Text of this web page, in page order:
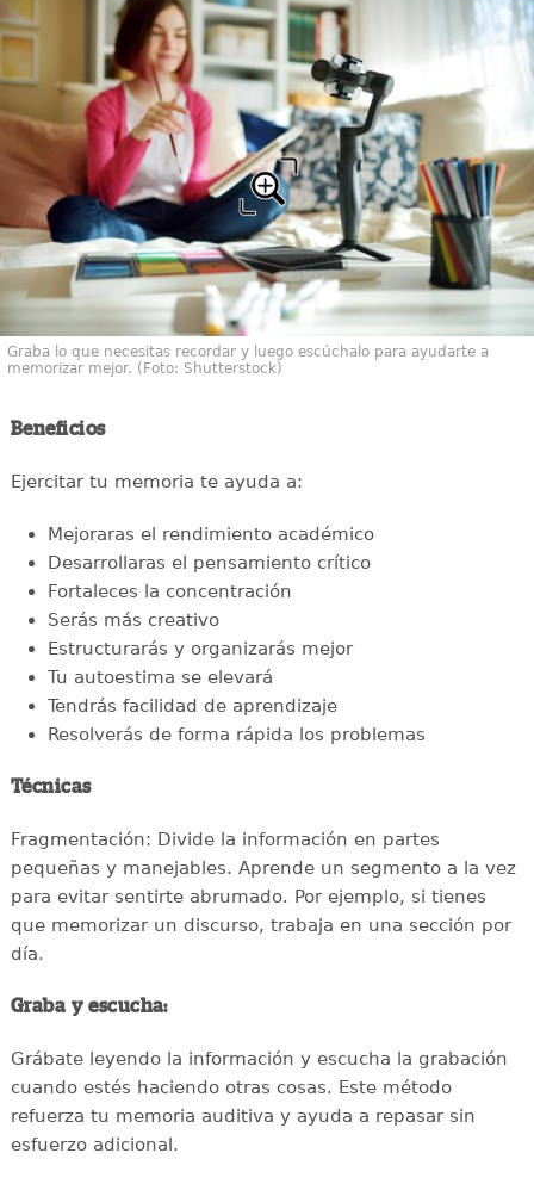
Graba lo que necesitas recordar y luego escúchalo para ayudarte a
memorizar mejor. (Foto: Shutterstock)
Beneficios
Ejercitar tu memoria te ayuda a:
Mejoraras el rendimiento académico
Desarrollaras el pensamiento crítico
Fortaleces la concentración
Serás más creativo
Estructurarás y organizarás mejor
Tu autoestima se elevará
Tendrás facilidad de aprendizaje
Resolverás de forma rápida los problemas
Técnicas
Fragmentación: Divide la información en partes
pequeñas y manejables. Aprende un segmento a la vez
para evitar sentirte abrumado. Por ejemplo, si tienes
que memorizar un discurso, trabaja en una sección por
día.
Graba y escucha:
Grábate leyendo la información y escucha la grabación
cuando estés haciendo otras cosas. Este método
refuerza tu memoria auditiva y ayuda a repasar sin
esfuerzo adicional.